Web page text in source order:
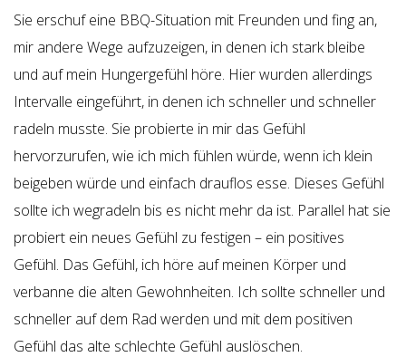
Sie erschuf eine BBQ-Situation mit Freunden und fing an,
mir andere Wege aufzuzeigen, in denen ich stark bleibe
und auf mein Hungergefühl höre. Hier wurden allerdings
Intervalle eingeführt, in denen ich schneller und schneller
radeln musste. Sie probierte in mir das Gefühl
hervorzurufen, wie ich mich fühlen würde, wenn ich klein
beigeben würde und einfach drauflos esse. Dieses Gefühl
sollte ich wegradeln bis es nicht mehr da ist. Parallel hat sie
probiert ein neues Gefühl zu festigen – ein positives
Gefühl. Das Gefühl, ich höre auf meinen Körper und
verbanne die alten Gewohnheiten. Ich sollte schneller und
schneller auf dem Rad werden und mit dem positiven
Gefühl das alte schlechte Gefühl auslöschen.